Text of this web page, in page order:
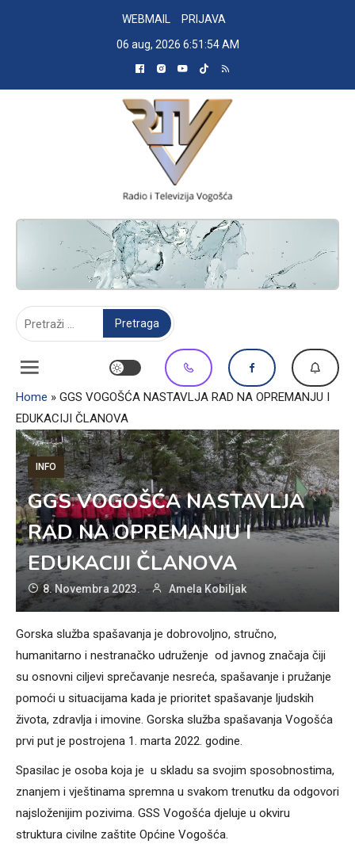
WEBMAIL
PRIJAVA
06 aug, 2026 6:51:55 AM
RADIO TELEVIZIJA VOGOŠĆA
Home » GGS VOGOŠĆA NASTAVLJA RAD NA OPREMANJU I
EDUKACIJI ČLANOVA
INFO
GGS VOGOŠĆA NASTAVLJA
RAD NA OPREMANJU I
EDUKACIJI ČLANOVA
8. Novembra 2023. Amela Kobiljak
Gorska služba spašavanja je dobrovoljno, stručno,
humanitarno i nestranačko udruženje od javnog značaja čiji
su osnovni ciljevi sprečavanje nesreća, spašavanje i pružanje
pomoći u situacijama kada je prioritet spašavanje ljudskih
života, zdravlja i imovine. Gorska služba spašavanja Vogošća
prvi put je postrojena 1. marta 2022. godine.
Spasilac je osoba koja je u skladu sa svojim sposobnostima,
znanjem i vještinama spremna u svakom trenutku da odgovori
najsloženijim pozivima. GSS Vogošća djeluje u okviru
struktura civilne zaštite Općine Vogošća.